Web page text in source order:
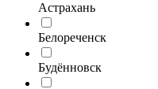
Астрахань
Белореченск
Будённовск